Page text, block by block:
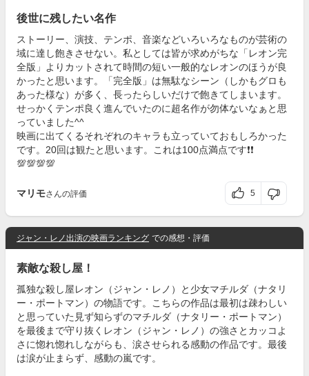
後世に残したい名作
ストーリー、演技、テンポ、音楽などいろいろなものが芸術の
域に達し飽きさせない。私としては皆が求めがちな「レオン完
全版」よりカットされて時間の短い一般的なレオンのほうが良
かったと思います。「完全版」は無駄なシーン（しかもグロも
あった様な）が多く、長ったらしいだけで飽きてしまいます。
せっかくテンポ良く進んでいたのに超名作が勿体ないなぁと思
っていました^^
映画に出てくるそれぞれのキャラも立っていておもしろかった
です。20回は観たと思います。これは100点満点です❗️❗️
💯💯💯💯
マリモさんの評価 5
ジャン・レノ出演の映画ランキング での感想・評価
素敵な殺し屋！
孤独な殺し屋レオン（ジャン・レノ）と少女マチルダ（ナタリ
ー・ポートマン）の物語です。こちらの作品は最初は疎わしい
と思っていた見ず知らずのマチルダ（ナタリー・ポートマン）
を最後まで守り抜くレオン（ジャン・レノ）の強さとカッコよ
さに惚れ惚れしながらも、涙させられる感動の作品です。最後
は涙が止まらず、感動の嵐です。